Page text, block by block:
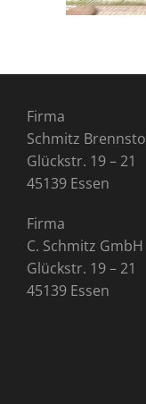
Firma
Schmitz
Glückstr. 19–21
45139 Essen
Firma
C. Schmitz GmbH
Glückstr. 19 – 21
45139 Essen